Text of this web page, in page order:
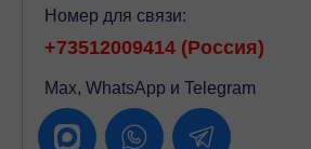
Номер для связи:
+73512009414 (Россия)
Max, WhatsApp и Telegram